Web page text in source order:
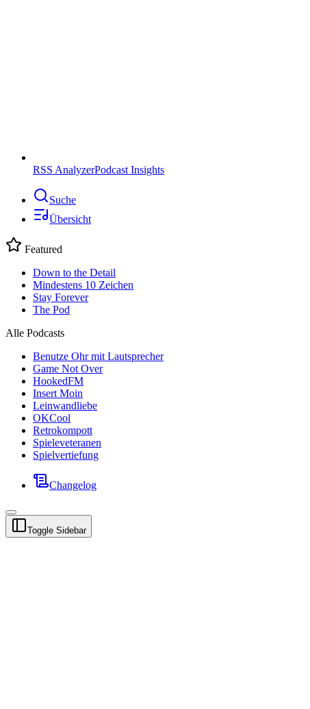
RSS AnalyzerPodcast Insights
Suche
Übersicht
Featured
Down to the Detail
Mindestens 10 Zeichen
Stay Forever
The Pod
Alle Podcasts
Benutze Ohr mit Lautsprecher
Game Not Over
HookedFM
Insert Moin
Leinwandliebe
OKCool
Retrokompott
Spieleveteranen
Spielvertiefung
Changelog
Toggle Sidebar